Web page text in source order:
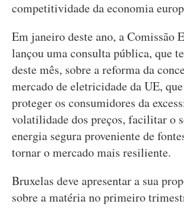
competitividade da economia
Em janeiro deste ano, a Comissão
lançou uma consulta pública, que
deste mês, sobre a reforma da
mercado de eletricidade da UE,
proteger os consumidores da
volatilidade dos preços, facilitar o
energia segura proveniente de
tornar o mercado mais resiliente.
Bruxelas deve apresentar a sua
sobre a matéria no primeiro